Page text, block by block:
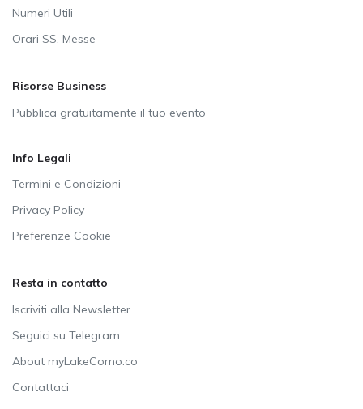
Numeri Utili
Orari SS. Messe
Risorse Business
Pubblica gratuitamente il tuo evento
Info Legali
Termini e Condizioni
Privacy Policy
Preferenze Cookie
Resta in contatto
Iscriviti alla Newsletter
Seguici su Telegram
About myLakeComo.co
Contattaci